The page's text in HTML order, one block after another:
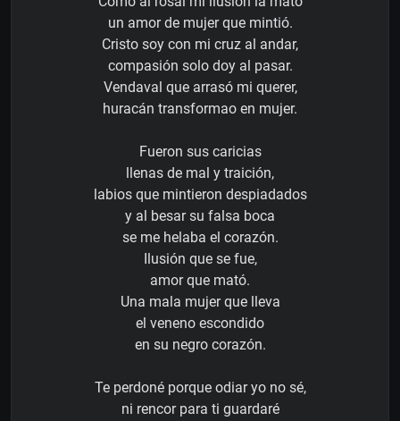
un amor de mujer que mintió.
Cristo soy con mi cruz al andar,
compasión solo doy al pasar.
Vendaval que arrasó mi querer,
huracán transformao en mujer.
Fueron sus caricias
llenas de mal y traición,
labios que mintieron despiadados
y al besar su falsa boca
se me helaba el corazón.
Ilusión que se fue,
amor que mató.
Una mala mujer que lleva
el veneno escondido
en su negro corazón.
Te perdoné porque odiar yo no sé,
ni rencor para ti guardaré